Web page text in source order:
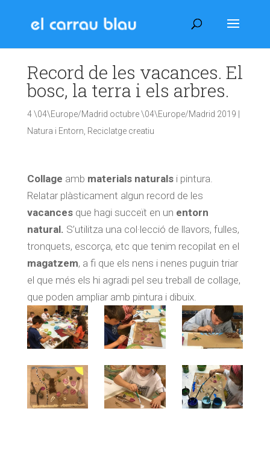
Record de les vacances. El
bosc, la terra i els arbres.
4 \04\Europe/Madrid octubre \04\Europe/Madrid 2019
Natura i Entorn Reciclatge creatiu
Collage amb materials naturalsi pintura.
Relatar plàsticament algun record de les
vacancesque hagi succeït en un entorn
natural. S’utilitza una col·lecció de llavors, fulles,
tronquets, escorça, etc que tenim recopilat en el
magatzem, a fi que els nens i nenes puguin triar
el que més els hi agradi pel seu treball de collage,
que poden ampliar amb pintura i dibuix.